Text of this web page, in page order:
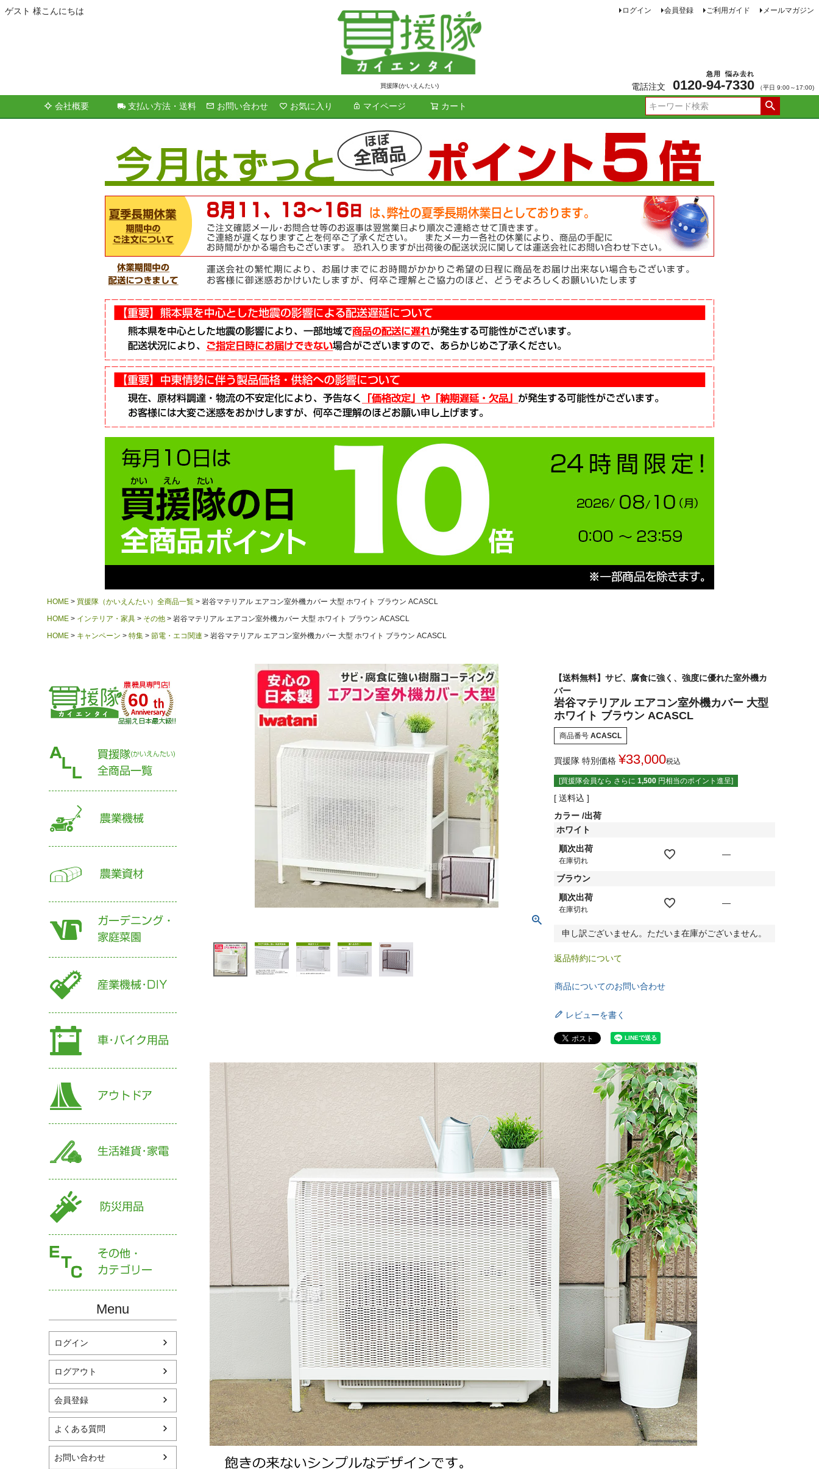
ゲスト 様こんにちは
買援隊(かいえんたい)
ログイン 会員登録 ご利用ガイド メールマガジン
電話注文 0120-94
急用
-7330
悩み去れ
（平日 9:00～17:00)
会社概要 支払い方法・送料 お問い合わせ お気に入り マイページ カート
検索
HOME 買援隊（かいえんたい）全商品一覧
岩谷マテリアル エアコン室外機カバー 大型 ホワイト ブラウン ACASCL
HOME
インテリア・家具 その他
岩谷マテリアル エアコン室外機カバー 大型 ホワイト ブラウン ACASCL
HOME
キャンペーン 特集 節電・エコ関連 岩谷マテリアル エアコン室外機カバー 大型 ホワイト ブラウン ACASCL
60
Menu
ログイン
ログアウト
会員登録
よくある質問
お問い合わせ
【送料無料】サビ、腐食に強く、強度に優れた室外機カ
バー
岩谷マテリアル エアコン室外機カバー 大型
ホワイト ブラウン ACASCL
商品番号 ACASCL
買援隊 特別価格 ¥33,000税込
[買援隊会員なら さらに 1,500 円相当のポイント進呈]
送料込
カラー 出荷
ホワイト
順次出荷
在庫切れ
—
ブラウン
順次出荷
在庫切れ
—
申し訳ございません。ただいま在庫がございません。
返品特約について
商品についてのお問い合わせ
レビューを書く